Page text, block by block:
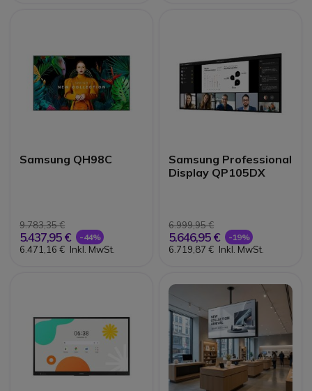
Samsung QH98C
9.783,35 €
5.437,95 € -44%
6.471,16 € Inkl. MwSt.
Samsung Professional
Display QP105DX
6.999,95 €
5.646,95 € -19%
6.719,87 € Inkl. MwSt.